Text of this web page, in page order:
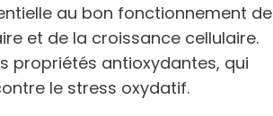
au bon fonctionnement de
et de la croissance cellulaire.
propriétés antioxydantes, qui
le stress oxydatif.